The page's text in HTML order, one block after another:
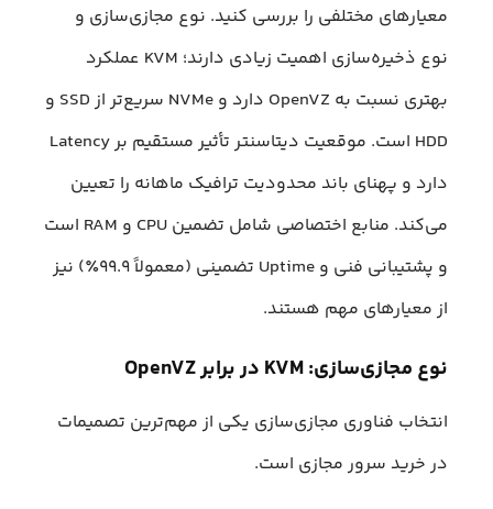
معیارهای مختلفی را بررسی کنید. نوع مجازی‌سازی و
نوع ذخیره‌سازی اهمیت زیادی دارند؛ KVM عملکرد
بهتری نسبت به OpenVZ دارد و NVMe سریع‌تر از SSD و
HDD است. موقعیت دیتاسنتر تأثیر مستقیم بر Latency
دارد و پهنای باند محدودیت ترافیک ماهانه را تعیین
می‌کند. منابع اختصاصی شامل تضمین CPU و RAM است
و پشتیبانی فنی و Uptime تضمینی (معمولاً ۹۹.۹٪) نیز
از معیارهای مهم هستند.
نوع مجازی‌سازی: KVM در برابر OpenVZ
انتخاب فناوری مجازی‌سازی یکی از مهم‌ترین تصمیمات
در خرید سرور مجازی است.